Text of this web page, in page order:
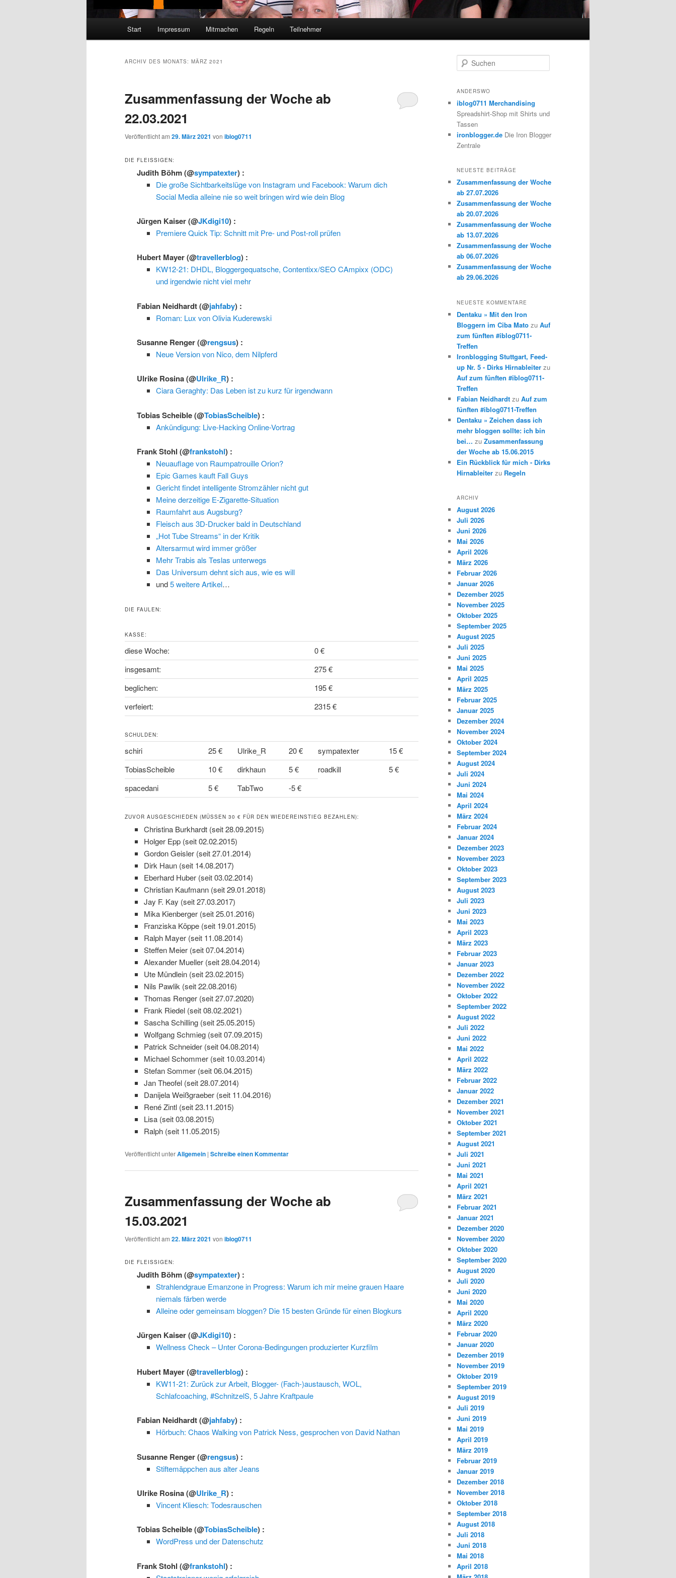
Start Impressum Mitmachen Regeln Teilnehmer
ARCHIV DES MONATS: MÄRZ 2021
Zusammenfassung der Woche ab
22.03.2021
Veröffentlicht am 29. März 2021 von iblog0711
DIE FLEISSIGEN:
Judith Böhm(@sympatexter) :
Die große Sichtbarkeitslüge von Instagram und Facebook: Warum dich
Social Media alleine nie so weit bringen wird wie dein Blog
Jürgen Kaiser(@JKdigi10) :
Premiere Quick Tip: Schnitt mit Pre- und Post-roll prüfen
Hubert Mayer(@travellerblog) :
KW12-21: DHDL, Bloggergequatsche, Contentixx/SEO CAmpixx (ODC)
und irgendwie nicht viel mehr
Fabian Neidhardt(@jahfaby) :
Roman: Lux von Olivia Kuderewski
Susanne Renger(@rengsus) :
Neue Version von Nico, dem Nilpferd
Ulrike Rosina(@Ulrike_R) :
Ciara Geraghty: Das Leben ist zu kurz für irgendwann
Tobias Scheible(@TobiasScheible) :
Ankündigung: Live-Hacking Online-Vortrag
Frank Stohl(@frankstohl) :
Neuauflage von Raumpatrouille Orion?
Epic Games kauft Fall Guys
Gericht findet intelligente Stromzähler nicht gut
Meine derzeitige E-Zigarette-Situation
Raumfahrt aus Augsburg?
Fleisch aus 3D-Drucker bald in Deutschland
„Hot Tube Streams“ in der Kritik
Altersarmut wird immer größer
Mehr Trabis als Teslas unterwegs
Das Universum dehnt sich aus, wie es will
und5 weitere Artikel…
DIE FAULEN:
KASSE:
diese Woche:
0 €
insgesamt:
275 €
beglichen:
195 €
verfeiert:
2315 €
SCHULDEN:
schiri 25 € Ulrike_R 20 € sympatexter
15 €
TobiasScheible
10 € dirkhaun 5 € roadkill
5 €
spacedani
5 € TabTwo -5 €
ZUVOR AUSGESCHIEDEN (MÜSSEN 30 € FÜR DEN WIEDEREINSTIEG BEZAHLEN):
Christina Burkhardt (seit 28.09.2015)
Holger Epp (seit 02.02.2015)
Gordon Geisler (seit 27.01.2014)
Dirk Haun (seit 14.08.2017)
Eberhard Huber (seit 03.02.2014)
Christian Kaufmann (seit 29.01.2018)
Jay F. Kay (seit 27.03.2017)
Mika Kienberger (seit 25.01.2016)
Franziska Köppe (seit 19.01.2015)
Ralph Mayer (seit 11.08.2014)
Steffen Meier (seit 07.04.2014)
Alexander Mueller (seit 28.04.2014)
Ute Mündlein (seit 23.02.2015)
Nils Pawlik (seit 22.08.2016)
Thomas Renger (seit 27.07.2020)
Frank Riedel (seit 08.02.2021)
Sascha Schilling (seit 25.05.2015)
Wolfgang Schmieg (seit 07.09.2015)
Patrick Schneider (seit 04.08.2014)
Michael Schommer (seit 10.03.2014)
Stefan Sommer (seit 06.04.2015)
Jan Theofel (seit 28.07.2014)
Danijela Weißgraeber (seit 11.04.2016)
René Zintl (seit 23.11.2015)
Lisa (seit 03.08.2015)
Ralph (seit 11.05.2015)
Veröffentlicht unterAllgemein | Schreibe einen Kommentar
Zusammenfassung der Woche ab
15.03.2021
Veröffentlicht am 22. März 2021 von iblog0711
DIE FLEISSIGEN:
Judith Böhm(@sympatexter) :
Strahlendgraue Emanzone in Progress: Warum ich mir meine grauen Haare
niemals färben werde
Alleine oder gemeinsam bloggen? Die 15 besten Gründe für einen Blogkurs
Jürgen Kaiser(@JKdigi10) :
Wellness Check – Unter Corona-Bedingungen produzierter Kurzfilm
Hubert Mayer(@travellerblog) :
KW11-21: Zurück zur Arbeit, Blogger- (Fach-)austausch, WOL,
Schlafcoaching, #SchnitzelS, 5 Jahre Kraftpaule
Fabian Neidhardt(@jahfaby) :
Hörbuch: Chaos Walking von Patrick Ness, gesprochen von David Nathan
Susanne Renger(@rengsus) :
Stiftemäppchen aus alter Jeans
Ulrike Rosina(@Ulrike_R) :
Vincent Kliesch: Todesrauschen
Tobias Scheible(@TobiasScheible) :
WordPress und der Datenschutz
Frank Stohl(@frankstohl) :
u
h
n
ANDERSWO
iblog0711 Merchandising
Spreadshirt-Shop mit Shirts und
Tassen
ironblogger.de Die Iron Blogger
Zentrale
NEUESTE BEITRÄGE
Zusammenfassung der Woche
ab 27.07.2026
Zusammenfassung der Woche
ab 20.07.2026
Zusammenfassung der Woche
ab 13.07.2026
Zusammenfassung der Woche
ab 06.07.2026
Zusammenfassung der Woche
ab 29.06.2026
NEUESTE KOMMENTARE
Dentaku » Mit den Iron
Bloggern im Ciba Mato zu Auf
zum fünften #iblog0711-
Treffen
Ironblogging Stuttgart, Feed-
up Nr. 5 - Dirks Hirnableiter zu
Auf zum fünften #iblog0711-
Treffen
Fabian Neidhardt zu Auf zum
fünften #iblog0711-Treffen
Dentaku » Zeichen dass ich
mehr bloggen sollte: ich bin
bei… zu Zusammenfassung
der Woche ab 15.06.2015
Ein Rückblick für mich - Dirks
Hirnableiter zu Regeln
ARCHIV
August 2026
Juli 2026
Juni 2026
Mai 2026
April 2026
März 2026
Februar 2026
Januar 2026
Dezember 2025
November 2025
Oktober 2025
September 2025
August 2025
Juli 2025
Juni 2025
Mai 2025
April 2025
März 2025
Februar 2025
Januar 2025
Dezember 2024
November 2024
Oktober 2024
September 2024
August 2024
Juli 2024
Juni 2024
Mai 2024
April 2024
März 2024
Februar 2024
Januar 2024
Dezember 2023
November 2023
Oktober 2023
September 2023
August 2023
Juli 2023
Juni 2023
Mai 2023
April 2023
März 2023
Februar 2023
Januar 2023
Dezember 2022
November 2022
Oktober 2022
September 2022
August 2022
Juli 2022
Juni 2022
Mai 2022
April 2022
März 2022
Februar 2022
Januar 2022
Dezember 2021
November 2021
Oktober 2021
September 2021
August 2021
Juli 2021
Juni 2021
Mai 2021
April 2021
März 2021
Februar 2021
Januar 2021
Dezember 2020
November 2020
Oktober 2020
September 2020
August 2020
Juli 2020
Juni 2020
Mai 2020
April 2020
März 2020
Februar 2020
Januar 2020
Dezember 2019
November 2019
Oktober 2019
September 2019
August 2019
Juli 2019
Juni 2019
Mai 2019
April 2019
März 2019
Februar 2019
Januar 2019
Dezember 2018
November 2018
Oktober 2018
September 2018
August 2018
Juli 2018
Juni 2018
Mai 2018
April 2018